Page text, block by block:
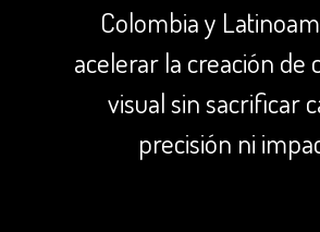
Colombia y
acelerar la creación de
visual sin sacrificar
precisión ni